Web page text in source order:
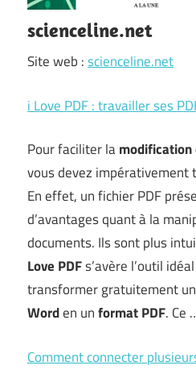
scienceline.net
Site web :scienceline.net
i Love PDF : travailler ses
Pour faciliter lamodification
vous devez impérativement
En effet, un fichier PDF
d’avantages quant à la
documents. Ils sont plus
Love PDFs’avère l’outil
transformer gratuitement un
Worden unformat PDF. Ce
Comment connecter